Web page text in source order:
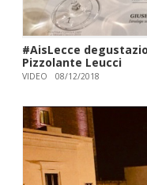
#AisLecce
Pizzolante Leucci
VIDEO 08/12/2018